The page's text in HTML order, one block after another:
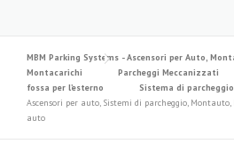
MBM Parking Systems - Ascensori per Auto,
Montacarichi
Parcheggi Meccanizzati
fossa per l’esterno
Sistema di parcheggio
Ascensori per auto, Sistemi di parcheggio,
auto